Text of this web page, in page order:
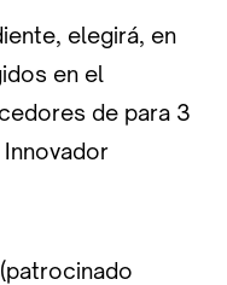
elegirá, en
en el
de para 3